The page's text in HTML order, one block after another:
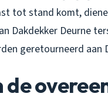
tot stand komt,
Dakdekker Deurne
geretourneerd aan